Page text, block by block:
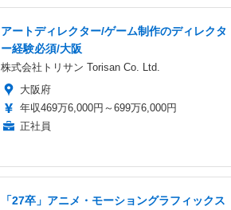
アートディレクター/ゲーム制作のディレクタ
ー経験必須/大阪
株式会社トリサン Torisan Co. Ltd.
大阪府
年収469万6,000円～699万6,000円
正社員
「27卒」アニメ・モーショングラフィックス